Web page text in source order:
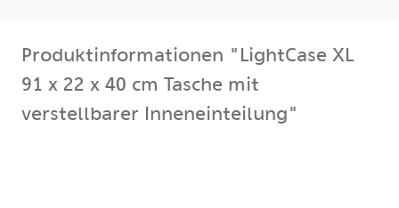
Produktinformationen "LightCase XL
91 x 22 x 40 cm Tasche mit
verstellbarer Inneneinteilung"